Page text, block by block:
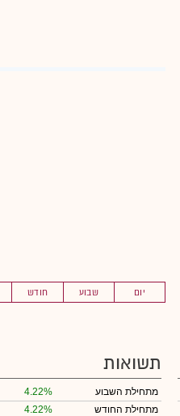
יום שבוע חודש
תשואות
מתחילת השבוע
4.22%
מתחילת החודש
4.22%